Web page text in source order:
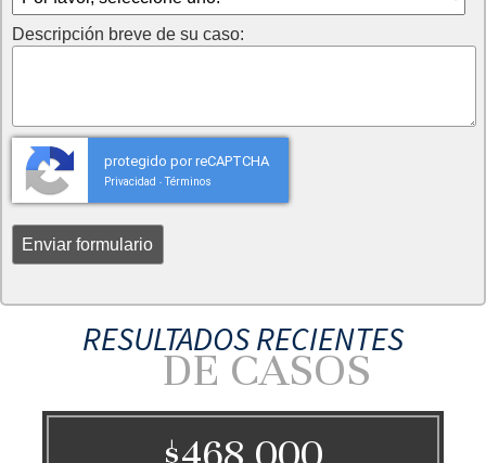
Descripción breve de su caso:
protegido por reCAPTCHA
Privacidad - Términos
RESULTADOS RECIENTES
DE CASOS